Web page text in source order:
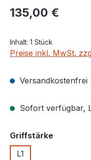
Regulärer Preis:
135,00 €
Inhalt: 1 Stück
Preise inkl. MwSt.
Versandkostenfrei
Sofort verfügbar,
Griffstärke
L1